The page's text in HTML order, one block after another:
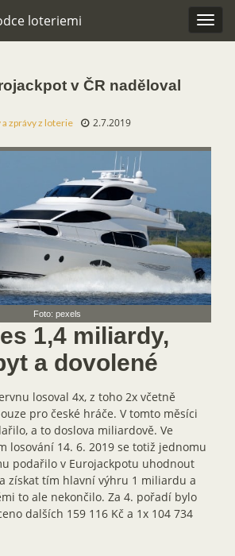
loteriemi
v ČR naděloval
zprávy z loterie 2.7.2019
Foto: pexels
1,4 miliardy,
a dovolené
losoval 4x, z toho 2x včetně
pro české hráče. V tomto měsíci
a to doslova miliardově. Ve
losování 14. 6. 2019 se totiž jednomu
podařilo v Eurojackpotu uhodnout
získat tím hlavní výhru 1 miliardu a
to ale nekončilo. Za 4. pořadí bylo
dalších 159 116 Kč a 1x 104 734